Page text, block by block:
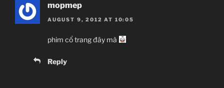
mopmep
AUGUST 9, 2012 AT 10:05
phim cổ trang đây mà
Reply